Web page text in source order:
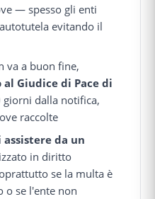
— spesso gli enti
evitando il
va a buon fine,
Giudice di Pace di
dalla notifica,
raccolte
da un
in diritto
se la multa è
o se l'ente non